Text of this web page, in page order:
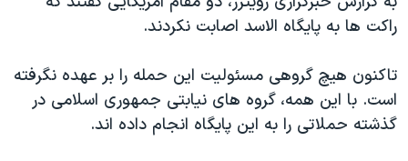
نرگس محمدی برنده جایزه نوبل صلح
صفحه‌های ویژه
سفر پرزیدنت ترامپ به چین
راکت ها به پایگاه الاسد اصابت نکردند.
تاکنون هیچ گروهی مسئولیت این حمله را بر عهده نگرفته
است. با این همه، گروه های نیابتی جمهوری اسلامی در
گذشته حملاتی را به این پایگاه انجام داده اند.